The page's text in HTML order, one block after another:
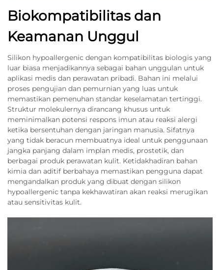
Biokompatibilitas dan
Keamanan Unggul
Silikon hypoallergenic dengan kompatibilitas biologis yang
luar biasa menjadikannya sebagai bahan unggulan untuk
aplikasi medis dan perawatan pribadi. Bahan ini melalui
proses pengujian dan pemurnian yang luas untuk
memastikan pemenuhan standar keselamatan tertinggi.
Struktur molekulernya dirancang khusus untuk
meminimalkan potensi respons imun atau reaksi alergi
ketika bersentuhan dengan jaringan manusia. Sifatnya
yang tidak beracun membuatnya ideal untuk penggunaan
jangka panjang dalam implan medis, prostetik, dan
berbagai produk perawatan kulit. Ketidakhadiran bahan
kimia dan aditif berbahaya memastikan pengguna dapat
mengandalkan produk yang dibuat dengan silikon
hypoallergenic tanpa kekhawatiran akan reaksi merugikan
atau sensitivitas kulit.